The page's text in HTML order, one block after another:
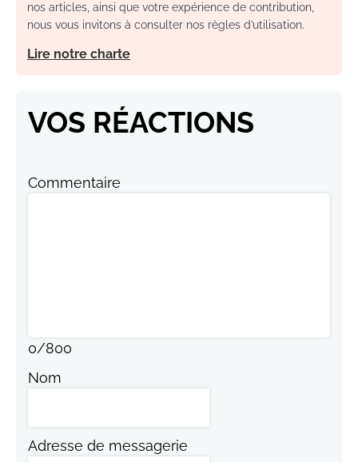
nos articles, ainsi que votre expérience de contribution,
nous vous invitons à consulter nos règles d’utilisation.
Lire notre charte
VOS RÉACTIONS
Commentaire
0/800
Nom
Adresse de messagerie